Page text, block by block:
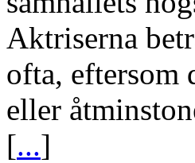
Aktriserna
ofta, eftersom
eller
[...]